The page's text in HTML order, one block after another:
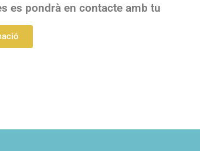
es pondrà en contacte amb tu